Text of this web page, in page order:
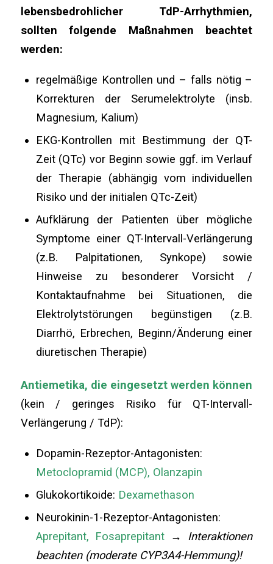
lebensbedrohlicher TdP-Arrhythmien,
sollten folgende Maßnahmen beachtet
werden:
regelmäßige Kontrollen und – falls nötig –
Korrekturen der Serumelektrolyte (insb.
Magnesium, Kalium)
EKG-Kontrollen mit Bestimmung der QT-
Zeit (QTc) vor Beginn sowie ggf. im Verlauf
der Therapie (abhängig vom individuellen
Risiko und der initialen QTc-Zeit)
Aufklärung der Patienten über mögliche
Symptome einer QT-Intervall-Verlängerung
(z.B. Palpitationen, Synkope) sowie
Hinweise zu besonderer Vorsicht /
Kontaktaufnahme bei Situationen, die
Elektrolytstörungen begünstigen (z.B.
Diarrhö, Erbrechen, Beginn/Änderung einer
diuretischen Therapie)
Antiemetika, die eingesetzt werden können
(kein / geringes Risiko für QT-Intervall-
Verlängerung / TdP):
Dopamin-Rezeptor-Antagonisten:
Metoclopramid (MCP), Olanzapin
Glukokortikoide: Dexamethason
Neurokinin-1-Rezeptor-Antagonisten:
Aprepitant, Fosaprepitant → Interaktionen
beachten (moderate CYP3A4-Hemmung)!